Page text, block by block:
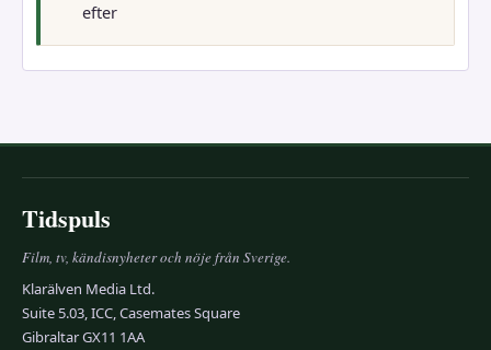
efter
Tidspuls
Film, tv, kändisnyheter och nöje från Sverige.
Klarälven Media Ltd.
Suite 5.03, ICC, Casemates Square
Gibraltar GX11 1AA